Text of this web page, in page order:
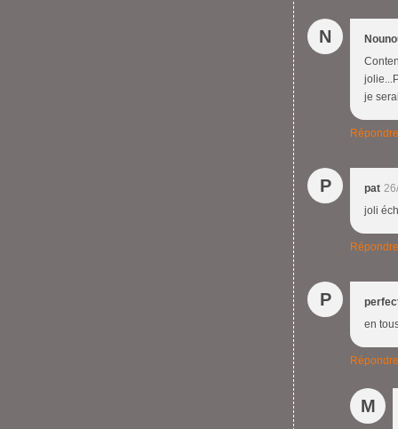
N
je
Répondre
P pat
joli
Répondre
P
en
Répondre
M